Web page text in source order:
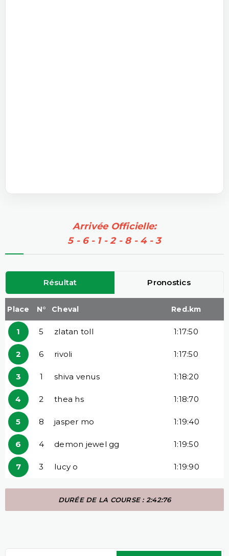
Arrivée Officielle:
5 - 6 - 1 - 2 - 8 - 4 - 3
Résultat Pronostics
Place N° Cheval Red.km
1 5 zlatan toll 1:17:50
2 6 rivoli 1:17:50
3 1 shiva venus 1:18:20
4 2 thea hs 1:18:70
5 8 jasper mo 1:19:40
6 4 demon jewel gg 1:19:50
7 3 lucy o 1:19:90
DURÉE DE LA COURSE : 2:42:76